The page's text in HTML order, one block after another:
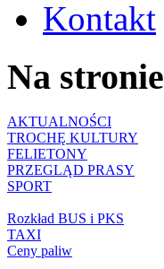
Kontakt
Na stronie
AKTUALNOŚCI
TROCHĘ KULTURY
FELIETONY
PRZEGLĄD PRASY
SPORT
Rozkład BUS i PKS
TAXI
Ceny paliw